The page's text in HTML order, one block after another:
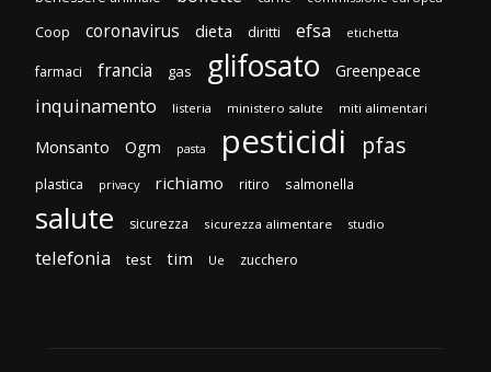
Coop coronavirus dieta diritti efsa etichetta
farmaci francia gas glifosato Greenpeace
inquinamento listeria ministero salute miti alimentari
Monsanto Ogm pasta pesticidi pfas
plastica privacy richiamo ritiro salmonella
salute sicurezza sicurezza alimentare studio
telefonia test tim Ue zucchero